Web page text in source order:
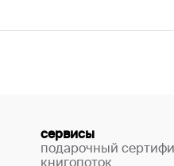
сервисы
подарочный
книгопоток